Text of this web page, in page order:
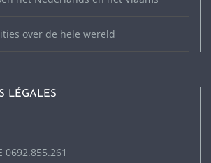
over de hele wereld
LÉGALES
0692.855.261